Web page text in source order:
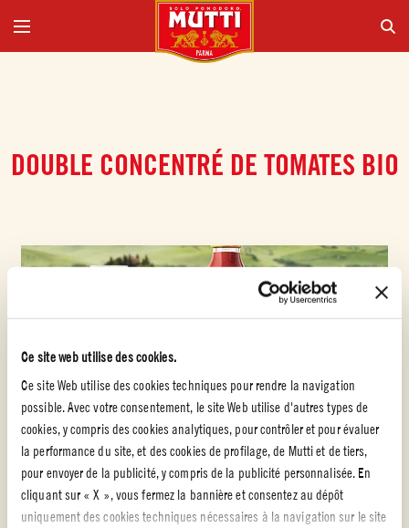
Ce site web utilise des cookies.
Ce site Web utilise des cookies techniques pour rendre la navigation
possible. Avec votre consentement, le site Web utilise d'autres types de
cookies, y compris des cookies analytiques, pour contrôler et pour évaluer
la performance du site, et des cookies de profilage, de Mutti et de tiers,
pour envoyer de la publicité, y compris de la publicité personnalisée. En
cliquant sur « X », vous fermez la bannière et consentez au dépôt
uniquement des cookies techniques nécessaires à la navigation sur le site
DOUBLE CONCENTRÉ DE TOMATES BIO
29/01/2021